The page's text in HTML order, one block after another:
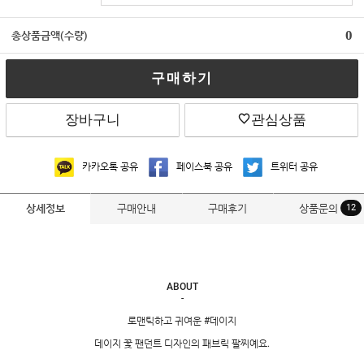
총상품금액(수량) 0
구매하기
장바구니 관심상품
카카오톡 공유 페이스북 공유 트위터 공유
상세정보 구매안내 구매후기 12
상품문의
ABOUT
-
로맨틱하고 귀여운 #데이지
데이지 꽃 팬던트 디자인의 패브릭 팔찌예요.